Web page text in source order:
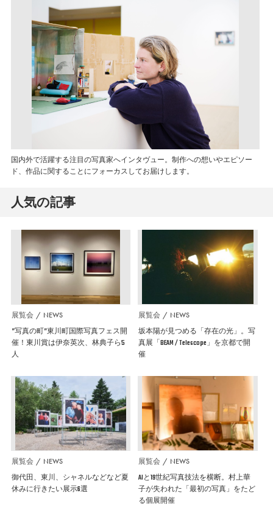
国内外で活躍する注目の写真家へインタヴュー。制作への想いやエピソー
ド、作品に関することにフォーカスしてお届けします。
人気の記事
展覧会 NEWS
”写真の町”東川町国際写真フェス開
催！東川賞は伊奈英次、林典子ら5
人
展覧会 NEWS
坂本陽が見つめる「存在の光」。写
真展「BEAM / Telescope」を京都で開
催
展覧会 NEWS
御代田、東川、シャネルなどなど夏
休みに行きたい展示6選
展覧会 NEWS
AIと19世紀写真技法を横断。村上華
子が失われた「最初の写真」をたど
る個展開催